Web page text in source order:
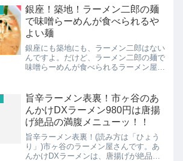
クなお店は、銀座にほど近い築地にあり
ます。その名も東京築地や...
銀座！築地！ラーメン二郎の麺
で味噌らーめんが食べられるや
よい麺
銀座にも築地にも、ラーメン二郎はない
んですよ。だけど、ラーメン二郎の麺で
味噌らーめんが食べられるラーメン屋さ
キの太麺を頂くことが出来ますよ。見出
し1.銀座築地ラーメン二...
旨辛ラーメン表裏！市ヶ谷のあ
んかけDXラーメン980円は唐揚
げ絶品の満腹メニューッ！！
旨辛ラーメン表裏！(読み方は「ひょう
り」)市ヶ谷のラーメン屋さんです。あ
んかけDXラーメンは、唐揚げが絶品の